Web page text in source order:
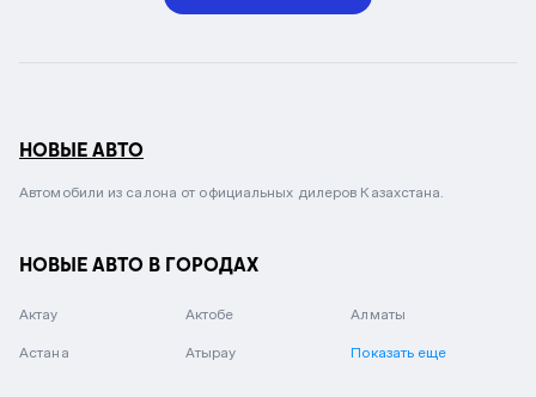
НОВЫЕ АВТО
Автомобили из салона от официальных дилеров Казахстана.
НОВЫЕ АВТО В ГОРОДАХ
Актау Актобе Алматы
Астана Атырау Показать еще